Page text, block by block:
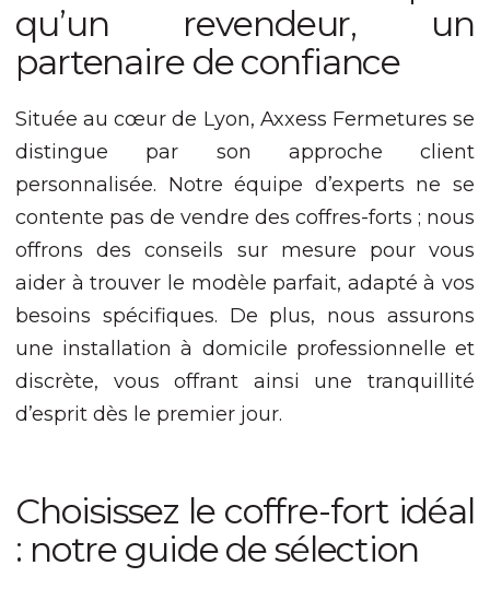
qu’un revendeur, un
partenaire de confiance
Située au cœur de Lyon, Axxess Fermetures se
distingue par son approche client
personnalisée. Notre équipe d’experts ne se
contente pas de vendre des coffres-forts ; nous
offrons des conseils sur mesure pour vous
aider à trouver le modèle parfait, adapté à vos
besoins spécifiques. De plus, nous assurons
une installation à domicile professionnelle et
discrète, vous offrant ainsi une tranquillité
d’esprit dès le premier jour.
Choisissez le coffre-fort idéal
: notre guide de sélection
fonctionnalités
disparaîtront
du site Web.
Marketing
En partageant
votre intérêt et
votre
comportement
visitez notre
site, vous
augmentez les
chances de voir
du contenu et
des offres
personnalisés.